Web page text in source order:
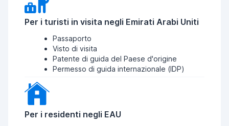
Per i turisti in visita negli Emirati Arabi Uniti
Passaporto
Visto di visita
Patente di guida del Paese d'origine
Permesso di guida internazionale (IDP)
Per i residenti negli EAU